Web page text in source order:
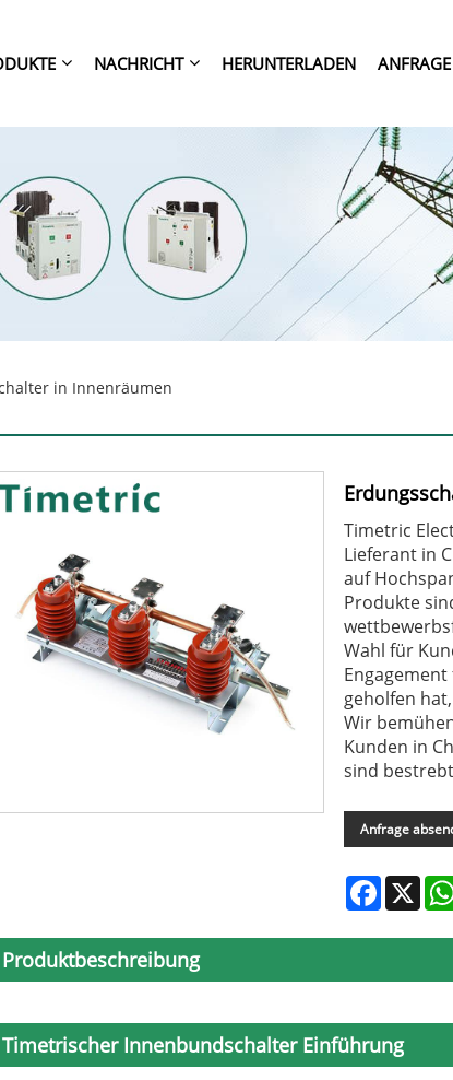
NACHRICHT HERUNTERLADEN
in Innenräumen
Timetric
Lieferant in
auf
Produkte
Wahl für
geholfen
Wir
Kunden in
sind
Anfrage
Facebook
X
Produktbeschreibung
Timetrischer Innenbundschalter Einführung